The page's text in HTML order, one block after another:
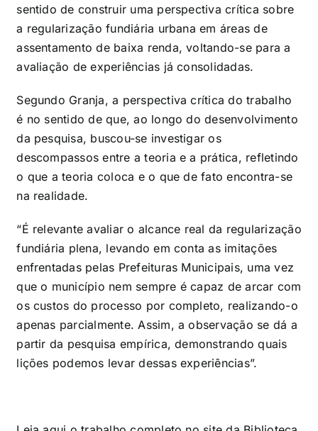
sentido de construir uma perspectiva crítica sobre
a regularização fundiária urbana em áreas de
assentamento de baixa renda, voltando-se para a
avaliação de experiências já consolidadas.
Segundo Granja, a perspectiva crítica do trabalho
é no sentido de que, ao longo do desenvolvimento
da pesquisa, buscou-se investigar os
descompassos entre a teoria e a prática, refletindo
o que a teoria coloca e o que de fato encontra-se
na realidade.
“É relevante avaliar o alcance real da regularização
fundiária plena, levando em conta as imitações
enfrentadas pelas Prefeituras Municipais, uma vez
que o município nem sempre é capaz de arcar com
os custos do processo por completo, realizando-o
apenas parcialmente. Assim, a observação se dá a
partir da pesquisa empírica, demonstrando quais
lições podemos levar dessas experiências”.